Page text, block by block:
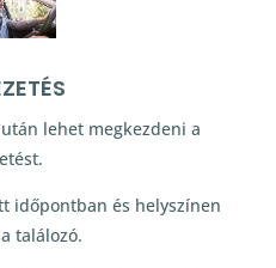
lehet megkezdeni a
időpontban és helyszínen
találozó.